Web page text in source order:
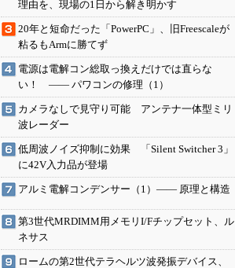
理由を、現場の1日から解き明かす
20年と短命だった「PowerPC」、旧Freescaleが
粘るもArmに勝てず
電源は電解コン総取っ換えだけでは直らな
い！ ―― パワコンの修理（1）
カメラなしで見守り可能 アンテナ一体型ミリ
波レーダー
低周波ノイズ抑制に効果 「Silent Switcher 3」
に42V入力品が登場
アルミ電解コンデンサー（1）―― 原理と構造
第3世代MRDIMM用メモリI/Fチップセット、ル
ネサス
ロームの第2世代テラヘルツ波発振デバイス、